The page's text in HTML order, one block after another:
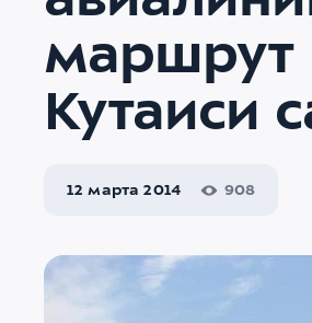
маршрут
Кутаиси
12 марта 2014 908